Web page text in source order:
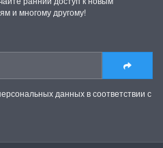
Спешите купить...
Анастасия Туманова
22 мая 2024 13:01
и многому другому!
данных в соответствии с